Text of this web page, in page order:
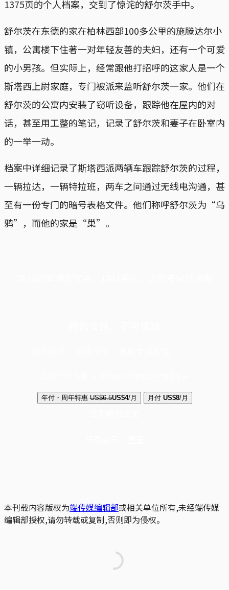
1375页的个人档案，交到了惊诧的舒尔茨手中。
舒尔茨在东德的家在柏林西部100多公里的施滕达尔小
镇，公寓楼下住著一对年轻友善的夫妇，还有一个可爱
的小男孩。但实际上，经常跟他打招呼的这家人是一个
斯塔西上尉家庭，专门被派来监听舒尔茨一家。他们在
舒尔茨的公寓内安装了窃听设备，跟踪他在屋内的对
话，甚至用工整的笔记，记录了舒尔茨和妻子在卧室内
的一举一动。
档案中详细记录了斯塔西派两辆车跟踪舒尔茨的过程，
一辆拉达，一辆特拉班，两车之间通过无线电沟通，甚
至有一份专门的暗号表格文件。他们称呼舒尔茨为“乌
鸦”，而他的家是“巢”。
年付・周年特惠 US$6.5US$4/月 月付 US$8/月
本刊载内容版权为端传媒编辑部或相关单位所有,未经端传媒
编辑部授权,请勿转载或复制,否则即为侵权。